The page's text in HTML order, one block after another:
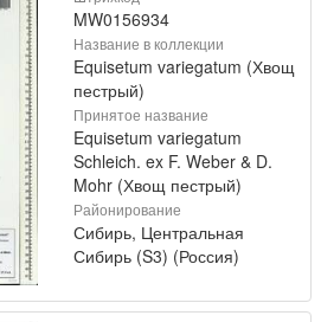
MW0156934
Название в коллекции
Equisetum variegatum (Хвощ
пестрый)
Принятое название
Equisetum variegatum
Schleich. ex F. Weber & D.
Mohr (Хвощ пестрый)
Районирование
Сибирь, Центральная
Сибирь (S3) (Россия)